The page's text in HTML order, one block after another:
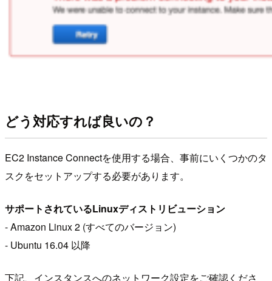
どう対応すれば良いの？
EC2 Instance Connectを使用する場合、事前にいくつかのタ
スクをセットアップする必要があります。
サポートされているLinuxディストリビューション
- Amazon Linux 2 (すべてのバージョン)
- Ubuntu 16.04 以降
下記、インスタンスへのネットワーク設定をご確認くださ